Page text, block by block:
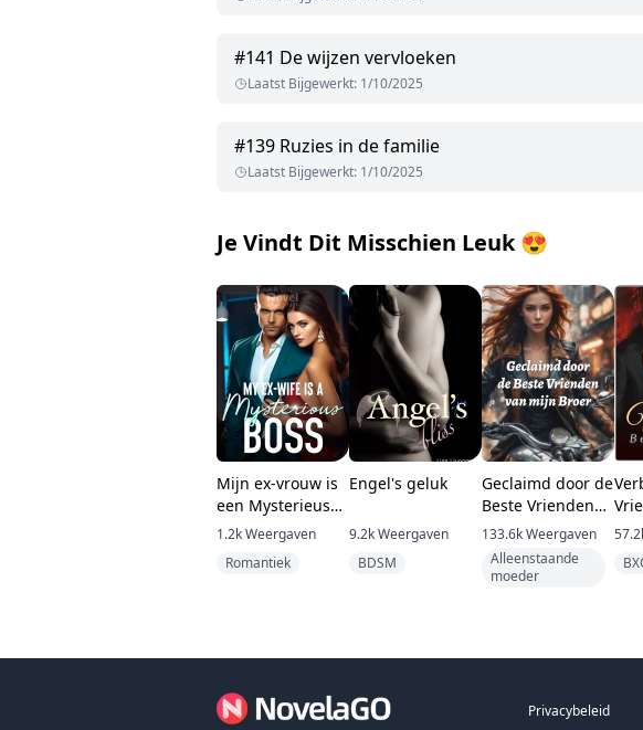
#141 De wijzen vervloeken
Laatst Bijgewerkt: 1/10/2025
#139 Ruzies in de familie
Laatst Bijgewerkt: 1/10/2025
Je Vindt Dit Misschien Leuk😍
Mijn ex-vrouw is
een Mysterieus
Baas
1.2kWeergaven
Romantiek
Engel's geluk
9.2kWeergaven
BDSM
Geclaimd door de
Beste Vrienden
van mijn Broer
133.6kWeergaven
Alleenstaande
moeder
Privacybeleid